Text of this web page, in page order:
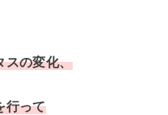
スの変化、
行って